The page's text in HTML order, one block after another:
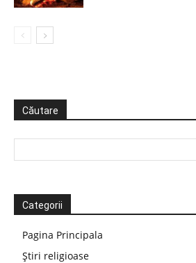
Căutare
Categorii
Pagina Principala
Știri religioase